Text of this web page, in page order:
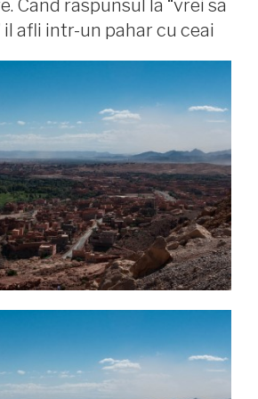
Cand raspunsul la “vrei sa
il afli intr-un pahar cu ceai